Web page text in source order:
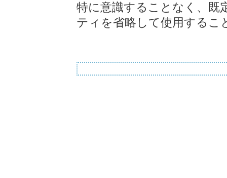
特に意識することなく、既
ティを省略して使用するこ